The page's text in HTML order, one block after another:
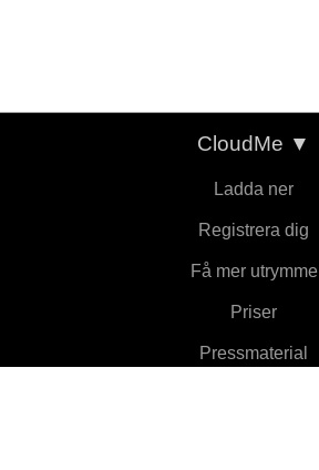
CloudMe ▼
Ladda ner
Registrera dig
Få mer utrymme
Priser
Pressmaterial